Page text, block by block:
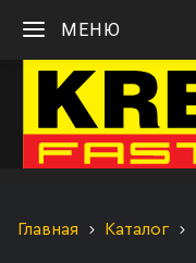
МЕНЮ
Главная Каталог